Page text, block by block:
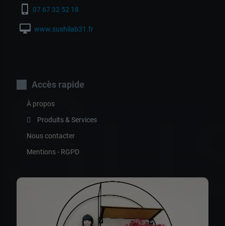
phone_iphone 07 67 32 52 18
desktop_mac www.sushilab31.fr
Accès rapide
À propos
Produits & Services
Nous contacter
Mentions - RGPD